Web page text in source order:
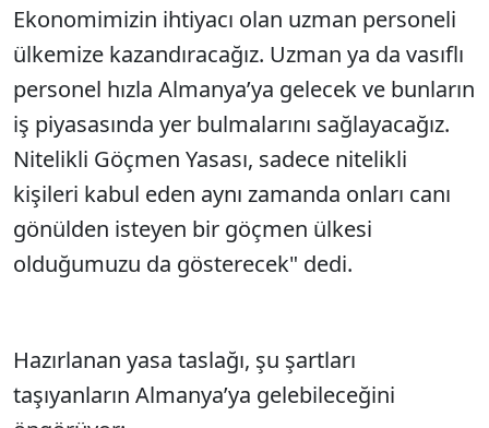
Ekonomimizin ihtiyacı olan uzman personeli
ülkemize kazandıracağız. Uzman ya da vasıflı
personel hızla Almanya’ya gelecek ve bunların
iş piyasasında yer bulmalarını sağlayacağız.
Nitelikli Göçmen Yasası, sadece nitelikli
kişileri kabul eden aynı zamanda onları canı
gönülden isteyen bir göçmen ülkesi
olduğumuzu da gösterecek" dedi.
Hazırlanan yasa taslağı, şu şartları
taşıyanların Almanya’ya gelebileceğini